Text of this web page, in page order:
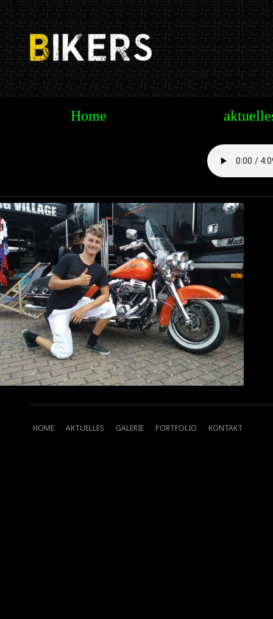
Home
HOME AKTUELLES GALERIE PORTFOLIO KONTAKT